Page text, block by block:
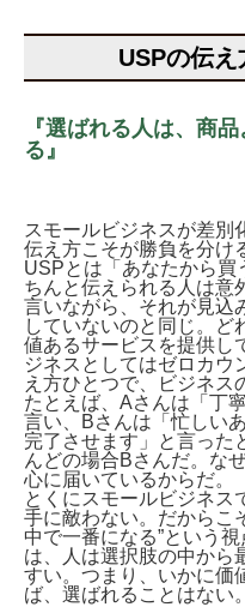
USPの伝
『選ばれる人は、商
る』
スモールビジネスが差別
伝え方こそが勝負を分け
USPとは「あなたから買
ちんと伝えられる人は意
言いながら、それが見込
していないのと同じ。ど
値あるサービスを提供し
ジネスとしてはゼロカウ
え方ひとつで、ビジネス
たとえば、Aさんは「丁
言い、Bさんは「忙しい
完了させます」と言った
んどの場合Bさんだ。な
心に届いているからだ。
とくにスモールビジネス
手に敵わない。だからこ
中で一番になる”という
は、人は選択肢の中から
すい。つまり、いかに価
ば、選ばれることはない。